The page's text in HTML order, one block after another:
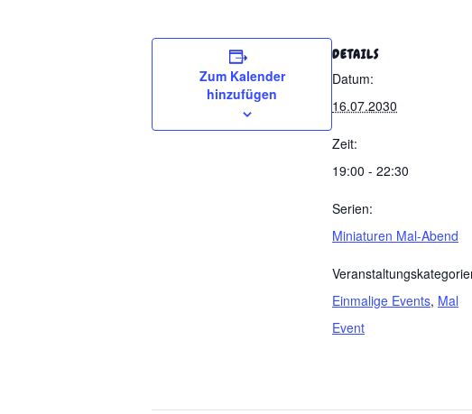
Zum Kalender
hinzufügen
DETAILS
Datum:
16.07.2030
Zeit:
19:00 - 22:30
Serien:
Miniaturen Mal-Abend
Einmalige Events, Mal
Event